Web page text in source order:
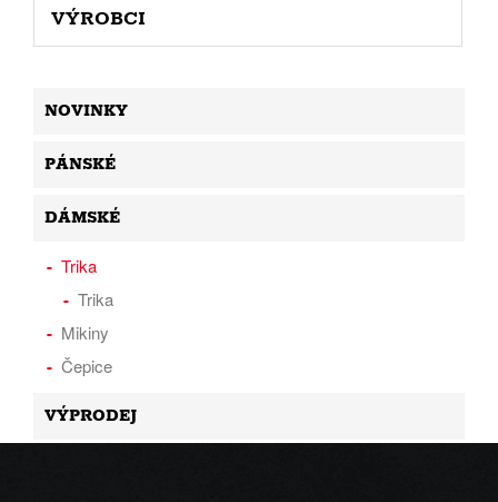
VÝROBCI
NOVINKY
PÁNSKÉ
DÁMSKÉ
Trika
Trika
Mikiny
Čepice
VÝPRODEJ